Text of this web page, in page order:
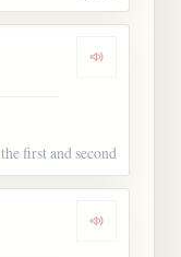
Dengarkan
the first and second
Dengarkan